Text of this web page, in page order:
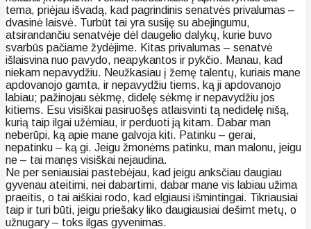
tema, priėjau išvadą, kad pagrindinis senatvės privalumas –
dvasinė laisvė. Turbūt tai yra susiję su abejingumu,
atsirandančiu senatvėje dėl daugelio dalykų, kurie buvo
svarbūs pačiame žydėjime. Kitas privalumas – senatvė
išlaisvina nuo pavydo, neapykantos ir pykčio. Manau, kad
niekam nepavydžiu. Neužkasiau į žemę talentų, kuriais mane
apdovanojo gamta, ir nepavydžiu tiems, ką ji apdovanojo
labiau; pažinojau sėkmę, didelę sėkmę ir nepavydžiu jos
kitiems. Esu visiškai pasiruošęs atlaisvinti tą nedidelę nišą,
kurią taip ilgai užėmiau, ir perduoti ją kitam. Dabar man
neberūpi, ką apie mane galvoja kiti. Patinku – gerai,
nepatinku – ką gi. Jeigu žmonėms patinku, man malonu, jeigu
ne – tai manęs visiškai nejaudina.
Ne per seniausiai pastebėjau, kad jeigu anksčiau daugiau
gyvenau ateitimi, nei dabartimi, dabar mane vis labiau užima
praeitis, o tai aiškiai rodo, kad elgiausi išmintingai. Tikriausiai
taip ir turi būti, jeigu priešaky liko daugiausiai dešimt metų, o
užnugary – toks ilgas gyvenimas.